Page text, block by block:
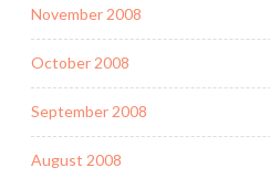
November 2008
October 2008
September 2008
August 2008